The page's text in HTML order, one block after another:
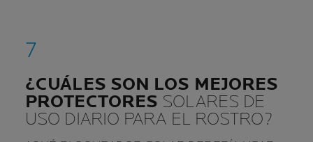
¿CUÁLES SON LOS MEJORES
PROTECTORES SOLARES DE
USO DIARIO PARA EL ROSTRO?